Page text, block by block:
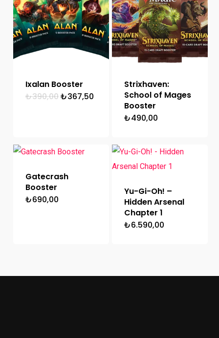
Ixalan Booster
₺390,00Orijinal
₺367,50Şu
₺367,50.
Strixhaven:
School of Mages
Booster
₺490,00
Gatecrash
Booster
₺690,00
Yu-Gi-Oh! –
Hidden Arsenal
Chapter 1
₺6.590,00